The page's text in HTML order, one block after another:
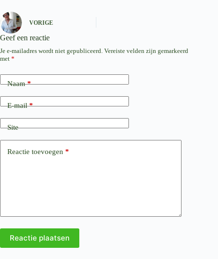
VORIGE
Geef een reactie
Je e-mailadres wordt niet gepubliceerd. Vereiste velden zijn gemarkeerd
met *
Naam*
E-mail*
Site
Reactie toevoegen *
Reactie plaatsen